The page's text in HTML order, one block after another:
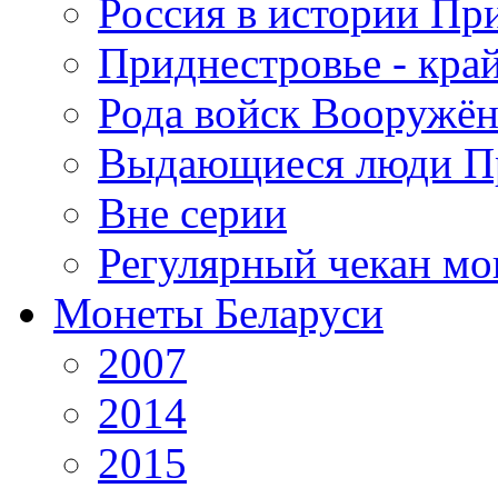
Россия в истории
Приднестровье -
Рода войск
Выдающиеся люди
Вне серии
Регулярный чекан
Монеты Беларуси
2007
2014
2015